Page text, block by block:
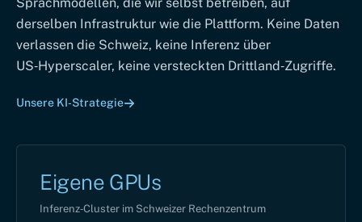
derselben Infrastruktur wie die Plattform. Keine Daten
verlassen die Schweiz, keine Inferenz über
US‑Hyperscaler, keine versteckten Drittland‑Zugriffe.
Unsere KI‑Strategie
Eigene GPUs
Inferenz‑Cluster im Schweizer Rechenzentrum